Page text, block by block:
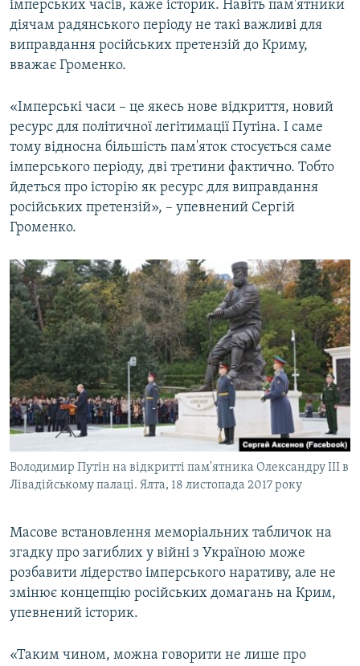
імперських часів, каже історик. Навіть пам'ятники
діячам радянського періоду не такі важливі для
виправдання російських претензій до Криму,
вважає Громенко.
«Імперські часи – це якесь нове відкриття, новий
ресурс для політичної легітимації Путіна. І саме
тому відносна більшість пам'яток стосується саме
імперського періоду, дві третини фактично. Тобто
йдеться про історію як ресурс для виправдання
російських претензій», – упевнений Сергій
Громенко.
Володимир Путін на відкритті пам'ятника Олександру ІІІ в
Лівадійському палаці. Ялта, 18 листопада 2017 року
Масове встановлення меморіальних табличок на
згадку про загиблих у війні з Україною може
розбавити лідерство імперського наративу, але не
змінює концепцію російських домагань на Крим,
упевнений історик.
«Таким чином, можна говорити не лише про